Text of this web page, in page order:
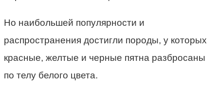
Но наибольшей популярности и
распространения достигли породы, у которых
красные, желтые и черные пятна разбросаны
по телу белого цвета.